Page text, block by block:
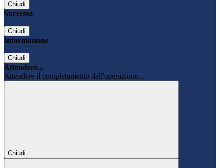
Chiudi
Successo
Chiudi
Informazione
Chiudi
Attendere...
Attendere il completamento dell'operazione...
Chiudi